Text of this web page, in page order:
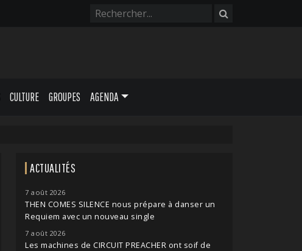
CULTURE GROUPES AGENDA
ACTUALITÉS
7 août 2026
THEN COMES SILENCE nous prépare à danser un
Requiem avec un nouveau single
7 août 2026
Les machines de CIRCUIT PREACHER ont soif de